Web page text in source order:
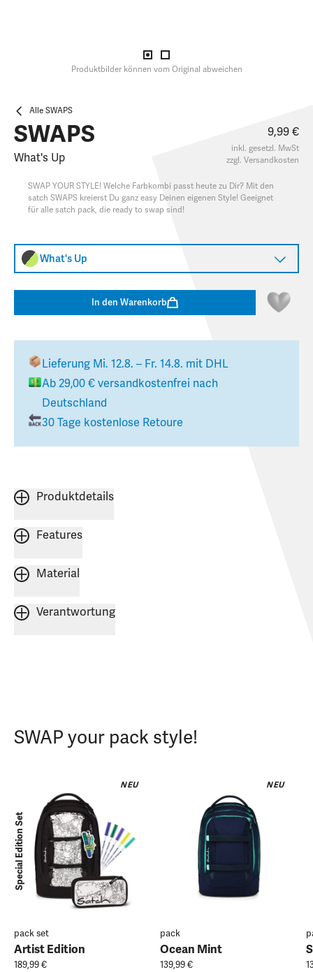
Produktbilder können vom Original abweichen
Alle SWAPS
SWAPS
What's Up
9,99 €
inkl. gesetzl. MwSt
zzgl. Versandkosten
SWAP YOUR STYLE! Welche Farbkombi passt heute zu Dir? Mit den
satch SWAPS kreierst Du ganz easy Deinen eigenen Style! Geeignet
für alle satch pack, die ready to swap sind!
What's Up
In den Warenkorb
Lieferung Mi. 12.8. – Fr. 14.8. mit DHL
Ab 29,00 € versandkostenfrei nach
Deutschland
30 Tage kostenlose Retoure
Produktdetails
Features
Material
Verantwortung
SWAP your pack style!
NEU
Special Edition Set
pack set
Artist Edition
189,99 €
NEU
pack
Ocean Mint
139,99 €